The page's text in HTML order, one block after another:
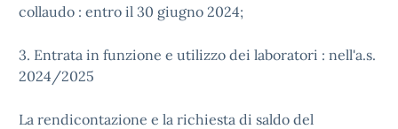
collaudo : entro il 30 giugno 2024;
3. Entrata in funzione e utilizzo dei laboratori : nell'a.s.
2024/2025
La rendicontazione e la richiesta di saldo del